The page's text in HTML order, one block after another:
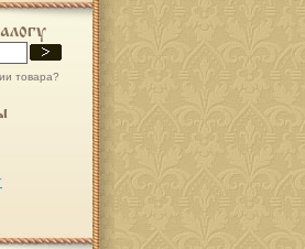
товара?